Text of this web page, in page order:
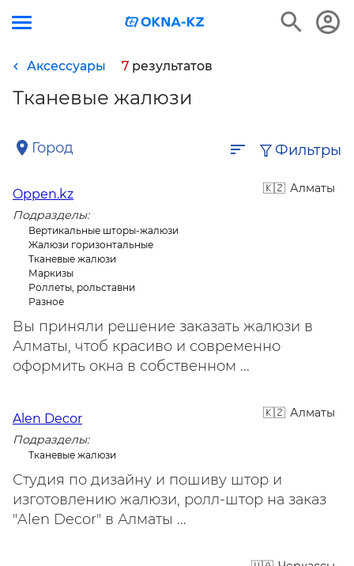
Аксессуары 7 результатов
Тканевые жалюзи
Город Фильтры
Алматы
Oppen.kz
Подразделы:
Вертикальные шторы-жалюзи
Жалюзи горизонтальные
Тканевые жалюзи
Маркизы
Роллеты, рольставни
Разное
Вы приняли решение заказать жалюзи в
Алматы, чтоб красиво и современно
оформить окна в собственном ...
Алматы
Alen Decor
Подразделы:
Тканевые жалюзи
Студия по дизайну и пошиву штор и
изготовлению жалюзи, ролл-штор на заказ
"Alen Decor" в Алматы ...